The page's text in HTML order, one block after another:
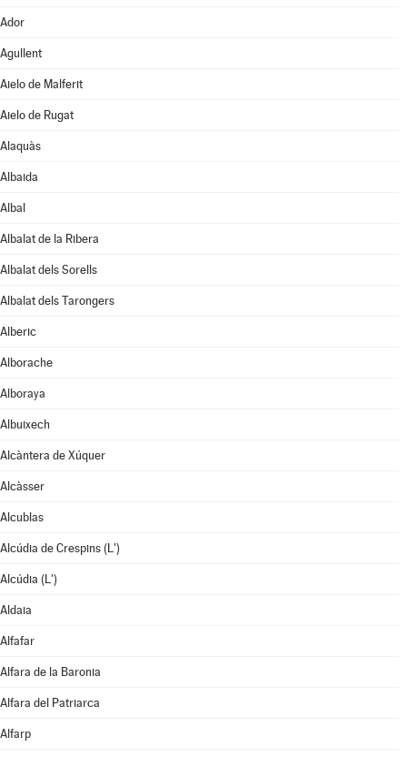
Ador
Agullent
Aielo de Malferit
Aielo de Rugat
Alaquàs
Albaida
Albal
Albalat de la Ribera
Albalat dels Sorells
Albalat dels Tarongers
Alberic
Alborache
Alboraya
Albuixech
Alcàntera de Xúquer
Alcàsser
Alcublas
Alcúdia de Crespins (L')
Alcúdia (L')
Aldaia
Alfafar
Alfara de la Baronia
Alfara del Patriarca
Alfarp